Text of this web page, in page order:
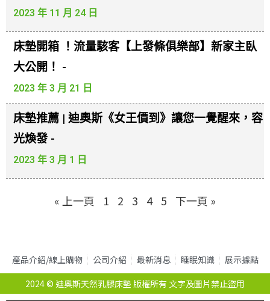
2023 年 11 月 24 日
床墊開箱 ！流量駭客【上發條俱樂部】新家主臥
大公開！ -
2023 年 3 月 21 日
床墊推薦 | 迪奧斯《女王價到》讓您一覺醒來，容
光煥發 -
2023 年 3 月 1 日
« 上一頁 1 2 3 4 5 下一頁 »
產品介紹/線上購物 公司介紹 最新消息 睡眠知識
展示據點
2024 © 迪奧斯天然乳膠床墊 版權所有 文字及圖片禁止盜用